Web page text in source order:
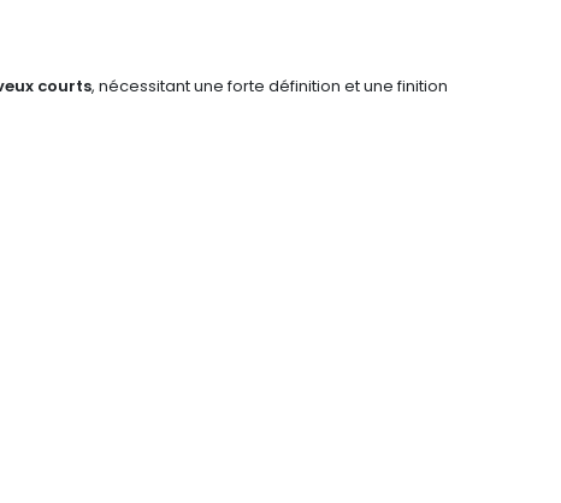
courts, nécessitant une forte définition et une finition